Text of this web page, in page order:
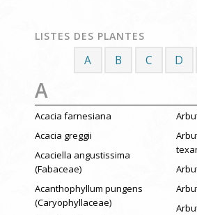
LISTES DES PLANTES
A B C D
A
Acacia farnesiana
Acacia greggii
Acaciella angustissima
(Fabaceae)
Acanthophyllum pungens
(Caryophyllaceae)